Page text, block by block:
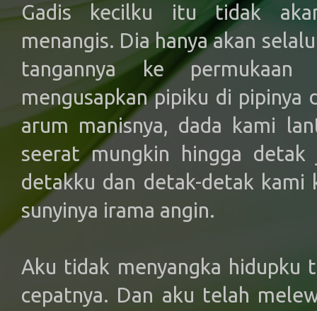
Gadis kecilku itu tidak
menangis. Dia hanya akan
tangannya ke permukaan
mengusapkan pipiku di pipinya
arum manisnya, dada kami
seerat mungkin hingga detak
detakku dan detak-detak kami
sunyinya irama angin.
Aku tidak menyangka hidupku
cepatnya. Dan aku telah